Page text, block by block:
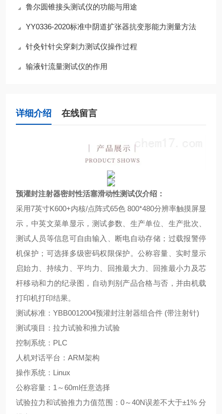
鲁尔圆锥接头测试仪的功能与用途
YY0336-2020标准中阴道扩张器抗变形能力测量方法
针灸针针尖穿刺力测试仪操作过程
输液针流量测试仪的作用
详细介绍 在线留言
预灌封注射器密封性活塞滑动性测试仪介绍：
采用7英寸K600+内核/点阵式65色 800*480分辨率触摸屏显
示，中英文菜单显示，测试参数、生产单位、生产批次、
测试人员等信息可自由输入、断电自动存储；过载报警停
机保护；可选择多级密码权限保护。公称容量、实时显示
启始力、持续力、平均力、回推最大力、回推最小力及芯
杆移动和力的纪录图，自动判别产品合格与否，并由机载
打印机打印结果。
测试标准： YBB0012004预灌封注射器组合件 (带注射针)
测试项目：拉力试验和推力试验
控制系统： PLC
人机对话平台： ARM架构
操作系统： Linux
公称容量： 1～60ml任意选择
试验拉力和试验推力力值范围： 0～40N误差不大于±1%分